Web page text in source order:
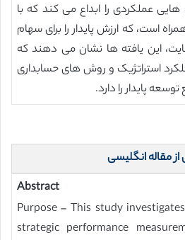
عملکردی را ابداع می کند که با
است، که ارزش پایدار را برای سهام
این یافته ها نشان می دهند که
استراتژیک و روش های حسابداری
پایدار را دارد.
مقاله انگلیسی
Abstract
Purpose – This study
strategic performance